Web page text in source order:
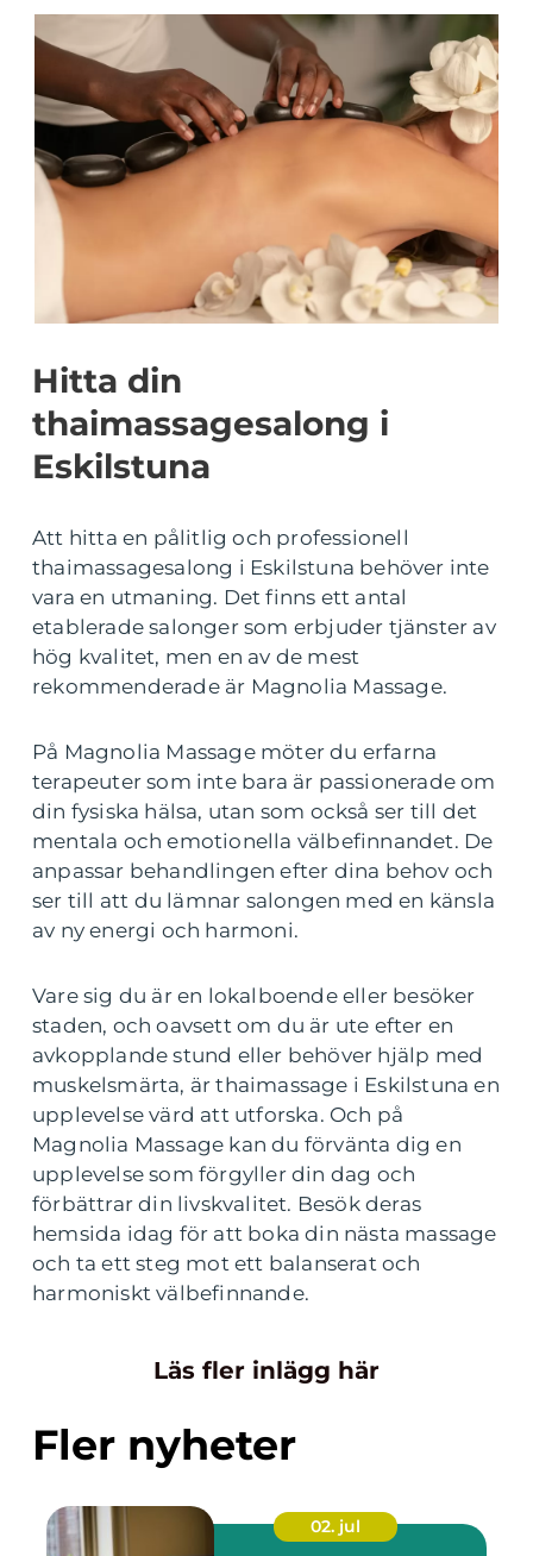
Hitta din
thaimassagesalong i
Eskilstuna
Att hitta en pålitlig och professionell
thaimassagesalong i Eskilstuna behöver inte
vara en utmaning. Det finns ett antal
etablerade salonger som erbjuder tjänster av
hög kvalitet, men en av de mest
rekommenderade är Magnolia Massage.
På Magnolia Massage möter du erfarna
terapeuter som inte bara är passionerade om
din fysiska hälsa, utan som också ser till det
mentala och emotionella välbefinnandet. De
anpassar behandlingen efter dina behov och
ser till att du lämnar salongen med en känsla
av ny energi och harmoni.
Vare sig du är en lokalboende eller besöker
staden, och oavsett om du är ute efter en
avkopplande stund eller behöver hjälp med
muskelsmärta, är thaimassage i Eskilstuna en
upplevelse värd att utforska. Och på
Magnolia Massage kan du förvänta dig en
upplevelse som förgyller din dag och
förbättrar din livskvalitet. Besök deras
hemsida idag för att boka din nästa massage
och ta ett steg mot ett balanserat och
harmoniskt välbefinnande.
Läs fler inlägg här
Fler nyheter
02. jul